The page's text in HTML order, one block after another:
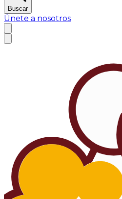
Buscar
Únete a nosotros